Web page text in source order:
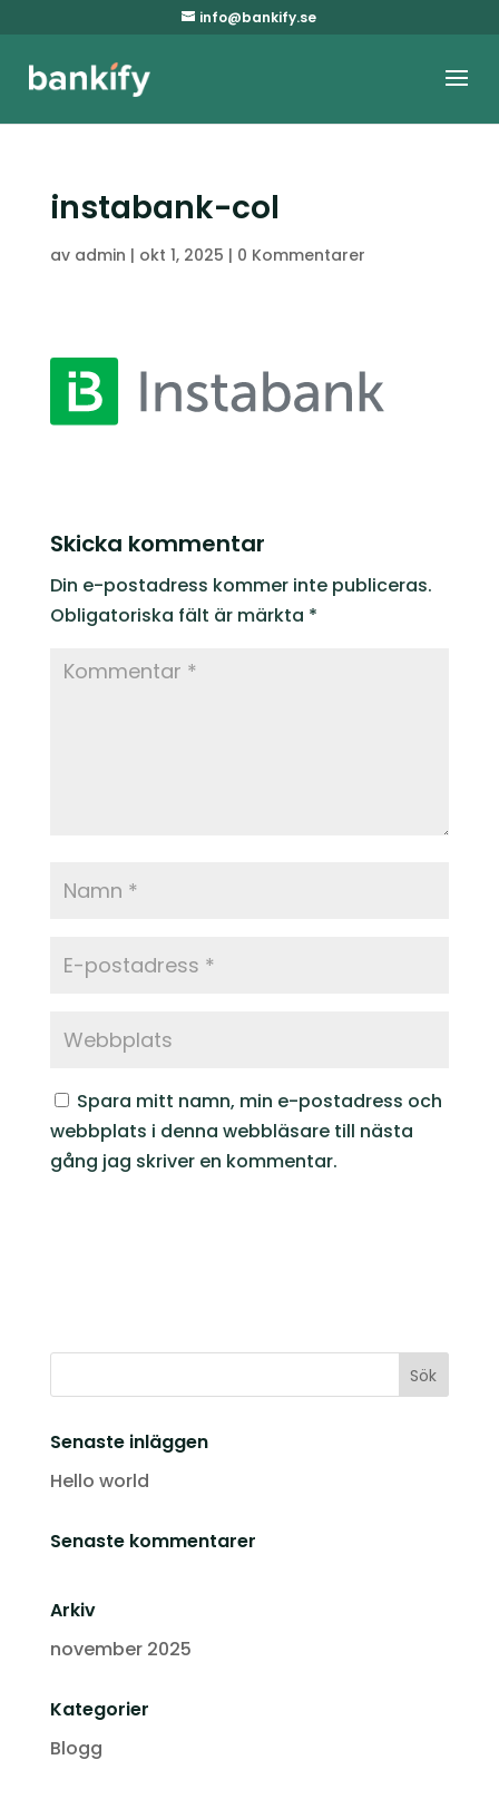
info@bankify.se
instabank-col
av admin | okt 1, 2025 | 0 Kommentarer
Skicka kommentar
Din e-postadress kommer inte publiceras.
Obligatoriska fält är märkta *
Spara mitt namn, min e-postadress och
webbplats i denna webbläsare till nästa
gång jag skriver en kommentar.
Senaste inläggen
Hello world
Senaste kommentarer
Arkiv
november 2025
Kategorier
Blogg